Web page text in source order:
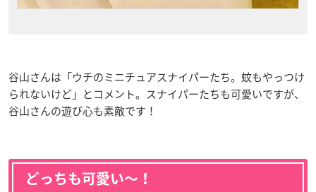
谷山さんは「ウチのミニチュアスナイパーたち。蚊もやっつけ
られないけど」とコメント。スナイパーたちも可愛いですが、
谷山さんの遊び心も素敵です！
どっちも可愛い〜！